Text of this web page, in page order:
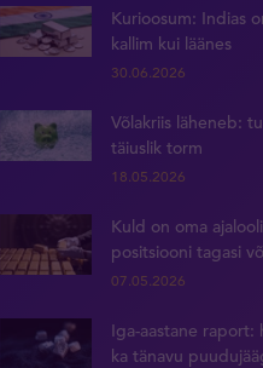
Kurioosum: Indias
kallim kui läänes
30.06.2026
Võlakriis läheneb:
täiuslik torm
18.05.2026
Kuld on oma
positsiooni tagasi
07.05.2026
Iga-aastane
ka tänavu